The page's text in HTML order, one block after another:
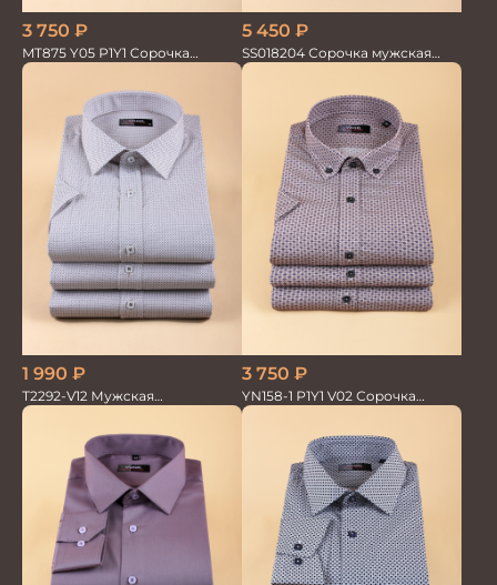
3 750 ₽
MT875 Y05 P1Y1 Сорочка
мужская
5 450 ₽
SS018204 Сорочка мужская
GROSTYLE PRIME
1 990 ₽
T2292-V12 Мужская
текстильная рубашка /
3 750 ₽
YN158-1 P1Y1 V02 Сорочка
мужская кор.рукав